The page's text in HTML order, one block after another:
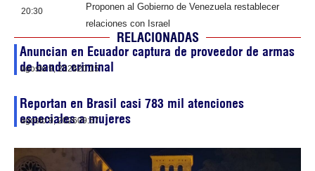
20:30
Proponen al Gobierno de Venezuela restablecer
relaciones con Israel
RELACIONADAS
Anuncian en Ecuador captura de proveedor de armas
de banda criminal
agosto 9, 202620:15
Reportan en Brasil casi 783 mil atenciones
especiales a mujeres
agosto 9, 202609:57